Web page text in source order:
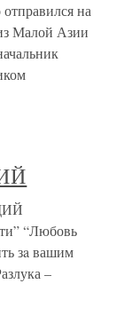
на
Малой Азии
“Любовь
зa вашим
–